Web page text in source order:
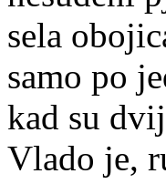
sela
samo po
kad su
Vlado je,